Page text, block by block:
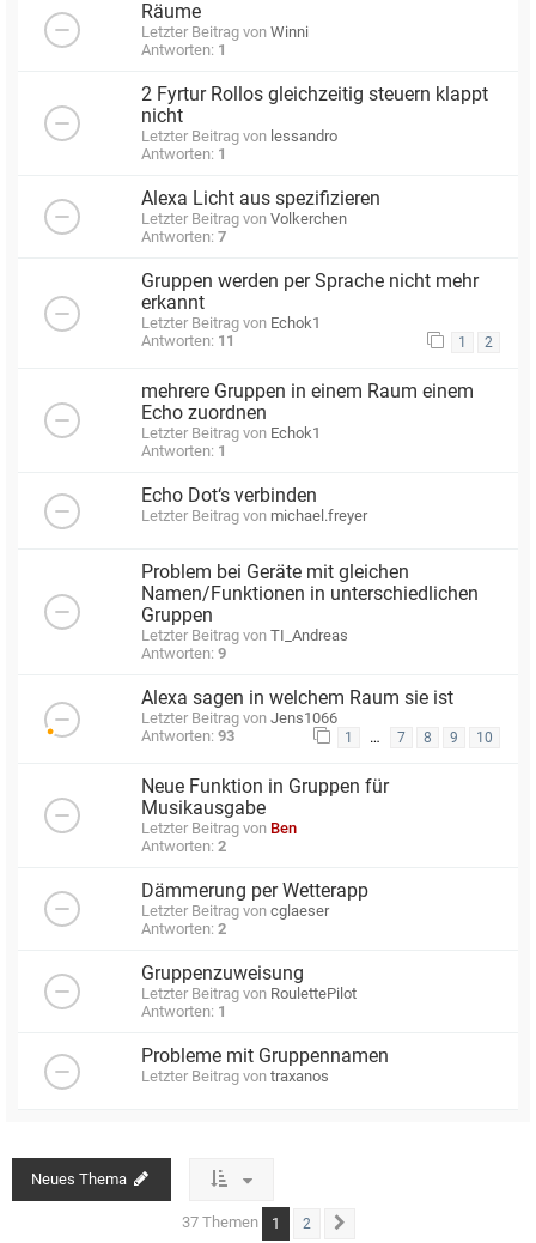
Räume
Letzter Beitrag von Winni
Antworten: 1
2 Fyrtur Rollos gleichzeitig steuern klappt
nicht
Letzter Beitrag von lessandro
Antworten: 1
Alexa Licht aus spezifizieren
Letzter Beitrag von Volkerchen
Antworten: 7
Gruppen werden per Sprache nicht mehr
erkannt
Letzter Beitrag von Echok1
Antworten: 11 1 2
mehrere Gruppen in einem Raum einem
Echo zuordnen
Letzter Beitrag von Echok1
Antworten: 1
Echo Dot‘s verbinden
Letzter Beitrag von michael.freyer
Problem bei Geräte mit gleichen
Namen/Funktionen in unterschiedlichen
Gruppen
Letzter Beitrag von TI_Andreas
Antworten: 9
Alexa sagen in welchem Raum sie ist
Letzter Beitrag von Jens1066
Antworten: 93 1 … 7 8 9 10
Neue Funktion in Gruppen für
Musikausgabe
Letzter Beitrag von Ben
Antworten: 2
Dämmerung per Wetterapp
Letzter Beitrag von cglaeser
Antworten: 2
Gruppenzuweisung
Letzter Beitrag von RoulettePilot
Antworten: 1
Probleme mit Gruppennamen
Letzter Beitrag von traxanos
Neues Thema
37 Themen 1 2